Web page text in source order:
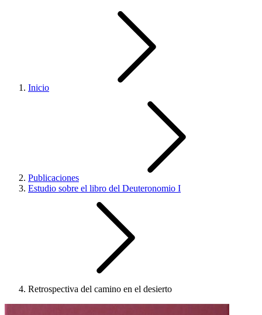
Inicio
Publicaciones
Estudio sobre el libro del Deuteronomio I
Retrospectiva del camino en el desierto